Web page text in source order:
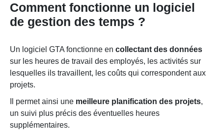
Comment fonctionne un logiciel
de gestion des temps ?
Un logiciel GTA fonctionne en collectant des données
sur les heures de travail des employés, les activités sur
lesquelles ils travaillent, les coûts qui correspondent aux
projets.
Il permet ainsi une meilleure planification des projets,
un suivi plus précis des éventuelles heures
supplémentaires.